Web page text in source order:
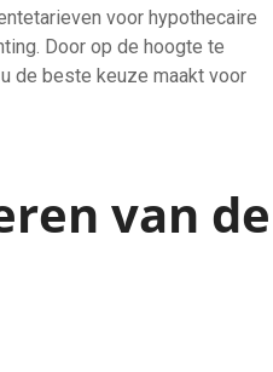
voor hypothecaire
Door op de hoogte te
de beste keuze maakt voor
van de